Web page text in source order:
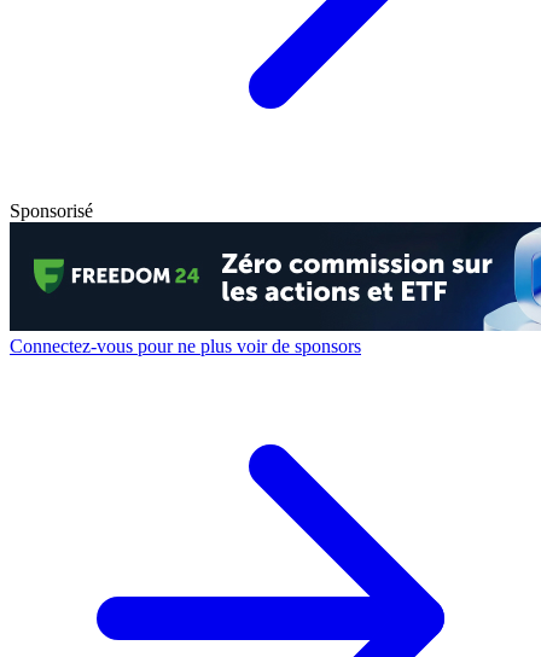
Sponsorisé
Connectez-vous pour ne plus voir de sponsors